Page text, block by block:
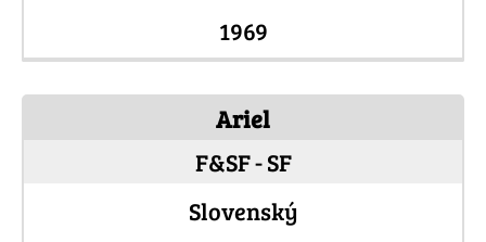
1969
Ariel
F&SF - SF
Slovenský